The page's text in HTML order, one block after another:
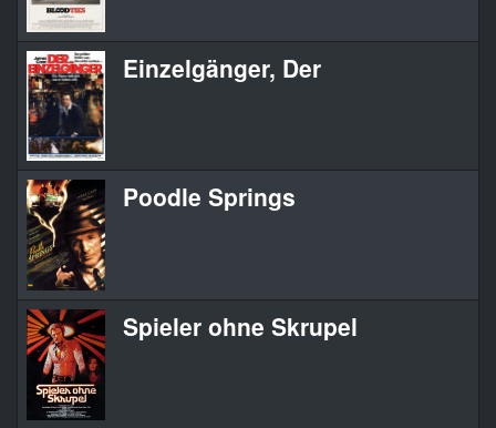
Einzelgänger, Der
Poodle Springs
Spieler ohne Skrupel